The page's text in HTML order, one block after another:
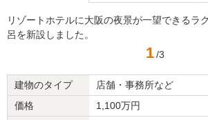
リゾートホテルに大阪の夜景が一望できるラ
呂を新設しました。
1 /3
建物のタイプ
店舗・事務所など
価格
1,100万円